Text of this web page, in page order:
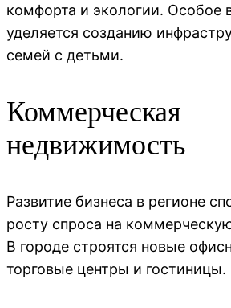
комфорта и экологии. Особое
уделяется созданию
семей с детьми.
Коммерческая
недвижимость
Развитие бизнеса в регионе
росту спроса на
В городе строятся новые
торговые центры и гостиницы.